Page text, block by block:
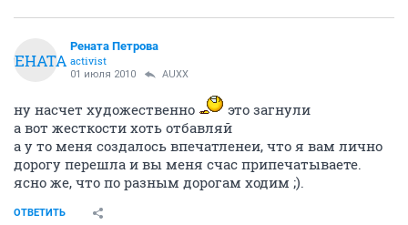
РЕНАТА
Рената Петрова
activist
01 июля 2010 AUXX
ну насчет художественно
это загнули
а вот жесткости хоть отбавляй
а у то меня создалось впечатленеи, что я вам лично
дорогу перешла и вы меня счас припечатываете.
ясно же, что по разным дорогам ходим ;).
ОТВЕТИТЬ